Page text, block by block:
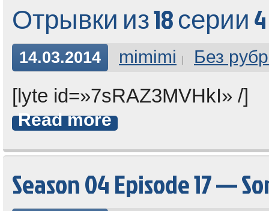
Отрывки из 18 серии
14.03.2014 mimimi Без
[lyte id=»7sRAZ3MVHkI» /]
Read more
Season 04 Episode 17 —